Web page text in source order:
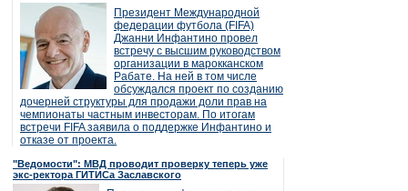
Президент Международной
федерации футбола (FIFA)
Джанни Инфантино провел
встречу с высшим руководством
организации в марокканском
Рабате. На ней в том числе
обсуждался проект по созданию
дочерней структуры для продажи доли прав на
чемпионаты частным инвесторам. По итогам
встречи FIFA заявила о поддержке Инфантино и
отказе от проекта.
"Ведомости": МВД проводит проверку теперь уже
экс-ректора ГИТИСа Заславского